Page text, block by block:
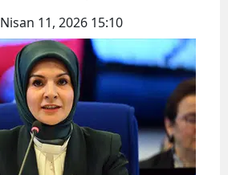
Bitlis
Bolu
Burdur
Bursa
Nisan 11, 2026 15:10